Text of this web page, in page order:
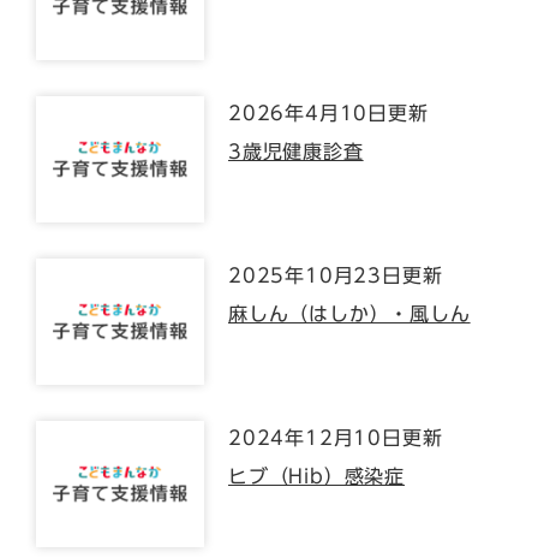
2026年4月10日更新
3歳児健康診査
2025年10月23日更新
麻しん（はしか）・風しん
2024年12月10日更新
ヒブ（Hib）感染症